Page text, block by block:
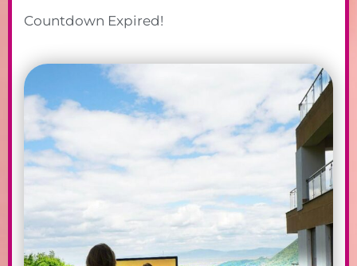
Countdown Expired!